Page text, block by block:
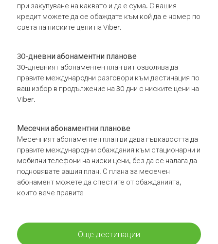
при закупуване на каквато и да е сума. С вашия
кредит можете да се обаждате към кой да е номер по
света на ниските цени на Viber.
30-дневни абонаментни планове
30-дневният абонаментен план ви позволява да
правите международни разговори към дестинация по
ваш избор в продължение на 30 дни с ниските цени на
Viber.
Месечни абонаментни планове
Месечният абонаментен план ви дава гъвкавостта да
правите международни обаждания към стационарни и
мобилни телефони на ниски цени, без да се налага да
подновявате вашия план. С плана за месечен
абонамент можете да спестите от обажданията,
които вече правите
Още дестинации